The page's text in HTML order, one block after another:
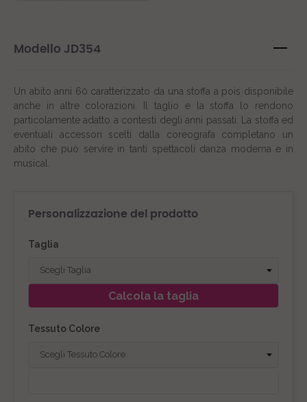
Modello JD354
Un abito anni 60 caratterizzato da una stoffa a pois disponibile
anche in altre colorazioni. Il taglio e la stoffa lo rendono
particolamente adatto a contesti degli anni passati. La stoffa ed
eventuali accessori scelti dalla coreografa completano un
abito che può servire in tanti spettacoli danza moderna e in
musical.
Personalizzazione del prodotto
Taglia
Calcola la taglia
Tessuto Colore